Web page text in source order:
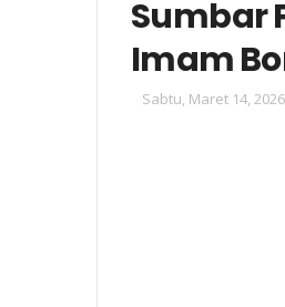
Sumbar
Imam
Sabtu, Maret 14, 2026